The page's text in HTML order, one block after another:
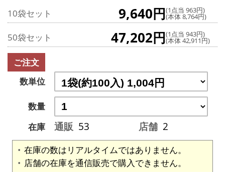
10袋セット 9,640円(1点当 963円)
(本体 8,764円)
50袋セット 47,202円(1点当 943円)
(本体 42,911円)
ご注文
数単位
数量
在庫
通販 53 店舗 2
在庫の数はリアルタイムではありません。
店舗の在庫を通信販売で購入できません。